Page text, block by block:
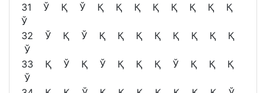
31 Ў Қ Ў Қ Қ Қ Қ Қ Қ Қ Қ
Ў
32 Ў Қ Ў Қ Қ Қ Қ Қ Қ Қ Қ
Ў
33 Қ Ў Қ Ў Қ Қ Қ Ў Қ Қ Қ
Ў